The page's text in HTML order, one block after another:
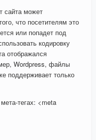
сайта может
что посетителям это
или попадет под
кодировку
отображался
Wordpress, файлы
поддерживает только
тегах: <meta